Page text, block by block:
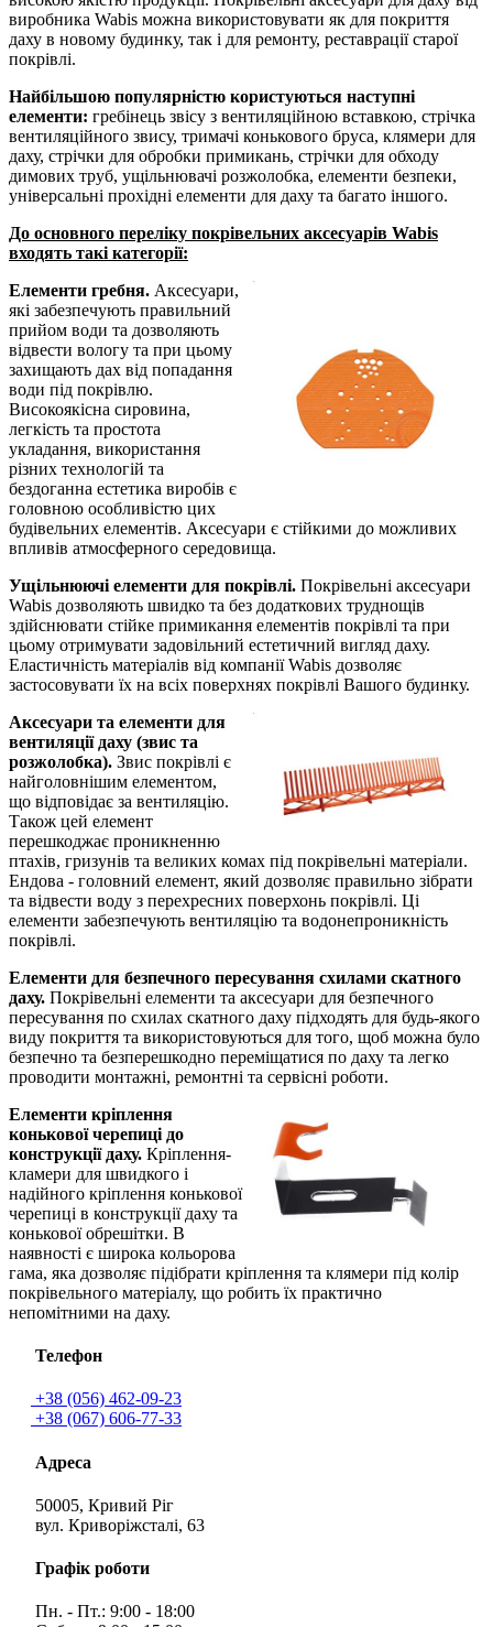
виробника Wabis можна використовувати як для покриття
даху в новому будинку, так і для ремонту, реставрації старої
покрівлі.
Найбільшою популярністю користуються наступні
елементи: гребінець звісу з вентиляційною вставкою, стрічка
вентиляційного звису, тримачі конькового бруса, клямери для
даху, стрічки для обробки примикань, стрічки для обходу
димових труб, ущільнювачі розжолобка, елементи безпеки,
універсальні прохідні елементи для даху та багато іншого.
До основного переліку покрівельних аксесуарів Wabis
входять такі категорії:
Елементи гребня. Аксесуари,
які забезпечують правильний
прийом води та дозволяють
відвести вологу та при цьому
захищають дах від попадання
води під покрівлю.
Високоякісна сировина,
легкість та простота
укладання, використання
різних технологій та
бездоганна естетика виробів є
головною особливістю цих
будівельних елементів. Аксесуари є стійкими до можливих
впливів атмосферного середовища.
Ущільнюючі елементи для покрівлі. Покрівельні аксесуари
Wabis дозволяють швидко та без додаткових труднощів
здійснювати стійке примикання елементів покрівлі та при
цьому отримувати задовільний естетичний вигляд даху.
Еластичність матеріалів від компанії Wabis дозволяє
застосовувати їх на всіх поверхнях покрівлі Вашого будинку.
Аксесуари та елементи для
вентиляції даху (звис та
розжолобка). Звис покрівлі є
найголовнішим елементом,
що відповідає за вентиляцію.
Також цей елемент
перешкоджає проникненню
птахів, гризунів та великих комах під покрівельні матеріали.
Ендова - головний елемент, який дозволяє правильно зібрати
та відвести воду з перехресних поверхонь покрівлі. Ці
елементи забезпечують вентиляцію та водонепроникність
покрівлі.
Елементи для безпечного пересування схилами скатного
даху. Покрівельні елементи та аксесуари для безпечного
пересування по схилах скатного даху підходять для будь-якого
виду покриття та використовуються для того, щоб можна було
безпечно та безперешкодно переміщатися по даху та легко
проводити монтажні, ремонтні та сервісні роботи.
Елементи кріплення
конькової черепиці до
конструкції даху. Кріплення-
кламери для швидкого і
надійного кріплення конькової
черепиці в конструкції даху та
конькової обрешітки. В
наявності є широка кольорова
гама, яка дозволяє підібрати кріплення та клямери під колір
покрівельного матеріалу, що робить їх практично
непомітними на даху.
Телефон
+38 (056) 462-09-23
+38 (067) 606-77-33
Адреса
50005, Кривий Ріг
вул. Криворіжсталі, 63
Графік роботи
Пн. - Пт.: 9:00 - 18:00